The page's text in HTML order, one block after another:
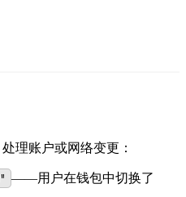
处理账户或网络变更：
——用户在钱包中切换了